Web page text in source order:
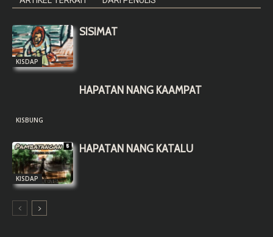
KISDAP
SISIMAT
KISBUNG
HAPATAN NANG KAAMPAT
KISDAP
HAPATAN NANG KATALU